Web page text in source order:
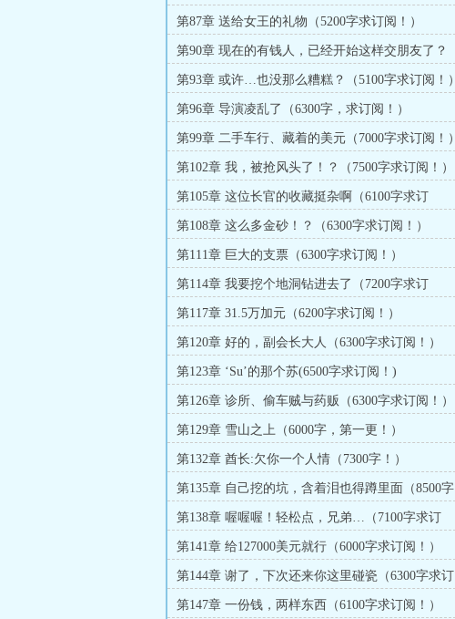
第87章 送给女王的礼物（5200字求订阅！）
第90章 现在的有钱人，已经开始这样交朋友了？
（5100字求订阅！）
第93章 或许…也没那么糟糕？（5100字求订阅！）
第96章 导演凌乱了（6300字，求订阅！）
第99章 二手车行、藏着的美元（7000字求订阅！）
第102章 我，被抢风头了！？（7500字求订阅！）
第105章 这位长官的收藏挺杂啊（6100字求订
阅！）
第108章 这么多金砂！？（6300字求订阅！）
第111章 巨大的支票（6300字求订阅！）
第114章 我要挖个地洞钻进去了（7200字求订
阅！）
第117章 31.5万加元（6200字求订阅！）
第120章 好的，副会长大人（6300字求订阅！）
第123章 ‘Su’的那个苏(6500字求订阅！)
第126章 诊所、偷车贼与药贩（6300字求订阅！）
第129章 雪山之上（6000字，第一更！）
第132章 酋长:欠你一个人情（7300字！）
第135章 自己挖的坑，含着泪也得蹲里面（8500字
求订阅！）
第138章 喔喔喔！轻松点，兄弟…（7100字求订
阅！）
第141章 给127000美元就行（6000字求订阅！）
第144章 谢了，下次还来你这里碰瓷（6300字求订
阅！）
第147章 一份钱，两样东西（6100字求订阅！）